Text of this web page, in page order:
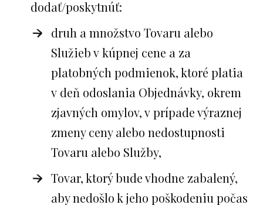
dodať/poskytnúť:
druh a množstvo Tovaru alebo
Služieb v kúpnej cene a za
platobných podmienok, ktoré platia
v deň odoslania Objednávky, okrem
zjavných omylov, v prípade výraznej
zmeny ceny alebo nedostupnosti
Tovaru alebo Služby,
Tovar, ktorý bude vhodne zabalený,
aby nedošlo k jeho poškodeniu počas